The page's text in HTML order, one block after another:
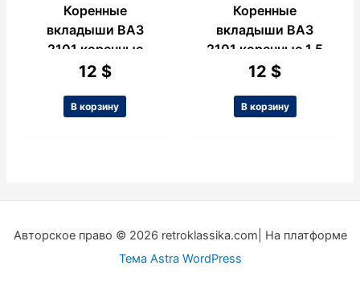
Коренные
вкладыши ВАЗ
2101 коренные
0.25
12 $
В корзину
Коренные
вкладыши ВАЗ
2101 коренные 1,5
12 $
В корзину
Авторское право © 2026 retroklassika.com| На платформе
Тема Astra WordPress